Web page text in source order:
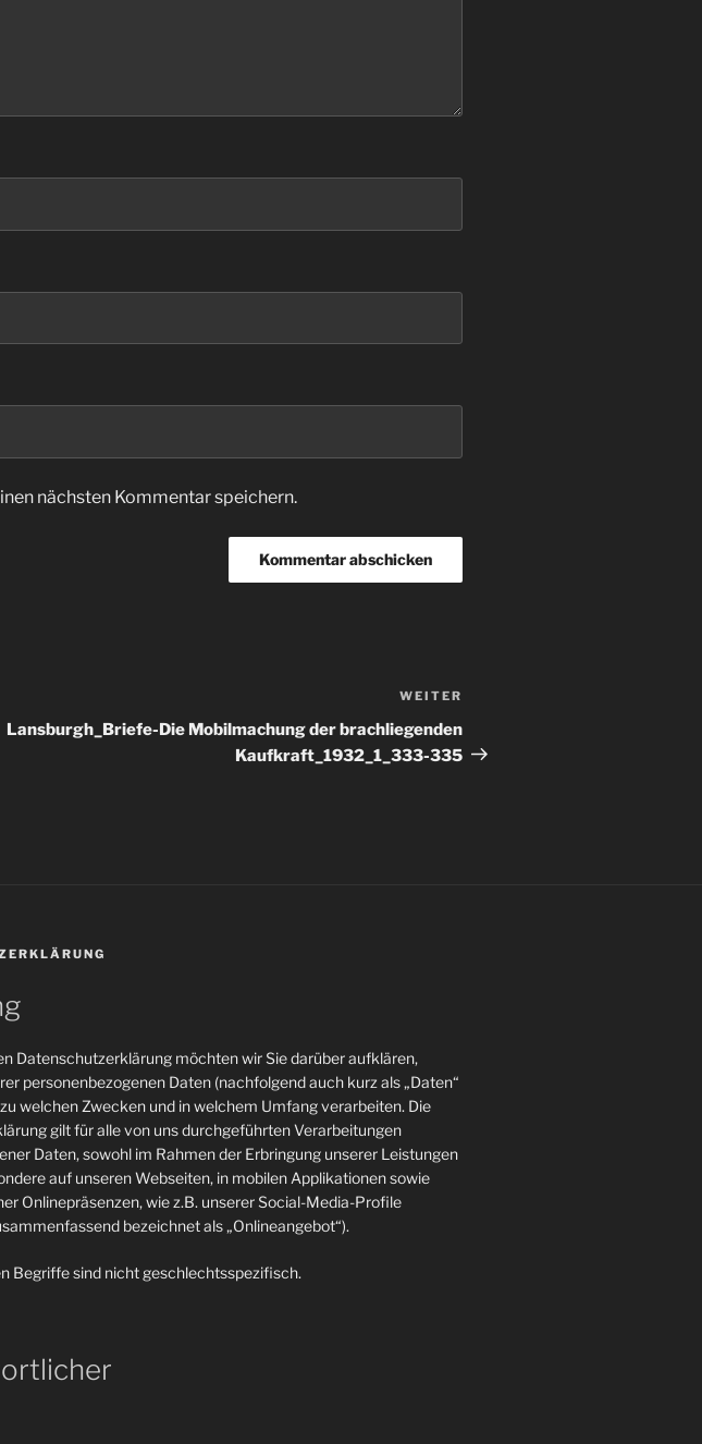
nächsten Kommentar speichern.
Beitrag
WEITER
Lansburgh_Briefe-Die Mobilmachung der brachliegenden
Kaufkraft_1932_1_333-335
Datenschutzerklärung möchten wir Sie darüber aufklären,
personenbezogenen Daten (nachfolgend auch kurz als „Daten“
welchen Zwecken und in welchem Umfang verarbeiten. Die
gilt für alle von uns durchgeführten Verarbeitungen
Daten, sowohl im Rahmen der Erbringung unserer Leistungen
auf unseren Webseiten, in mobilen Applikationen sowie
Onlinepräsenzen, wie z.B. unserer Social-Media-Profile
bezeichnet als „Onlineangebot“).
Begriffe sind nicht geschlechtsspezifisch.